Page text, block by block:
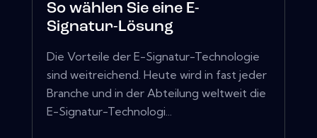
So wählen Sie eine E-
Signatur-Lösung
Die Vorteile der E-Signatur-Technologie
sind weitreichend. Heute wird in fast jeder
Branche und in der Abteilung weltweit die
E-Signatur-Technologi...